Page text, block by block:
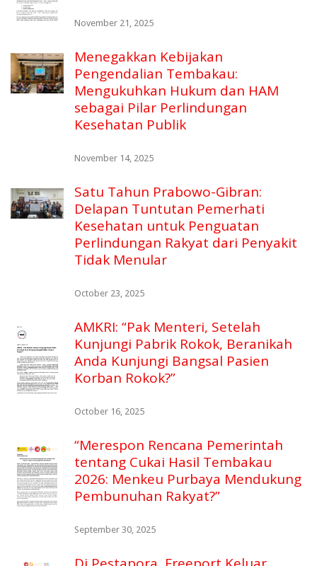
November 21, 2025
Menegakkan Kebijakan
Pengendalian Tembakau:
Mengukuhkan Hukum dan HAM
sebagai Pilar Perlindungan
Kesehatan Publik
November 14, 2025
Satu Tahun Prabowo-Gibran:
Delapan Tuntutan Pemerhati
Kesehatan untuk Penguatan
Perlindungan Rakyat dari Penyakit
Tidak Menular
October 23, 2025
AMKRI: “Pak Menteri, Setelah
Kunjungi Pabrik Rokok, Beranikah
Anda Kunjungi Bangsal Pasien
Korban Rokok?”
October 16, 2025
“Merespon Rencana Pemerintah
tentang Cukai Hasil Tembakau
2026: Menkeu Purbaya Mendukung
Pembunuhan Rakyat?”
September 30, 2025